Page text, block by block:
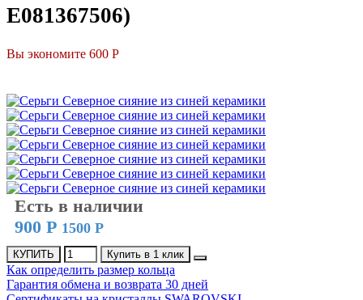
E081367506)
Вы экономите 600 Р
Есть в наличии
900 Р 1500 Р
КУПИТЬ Купить в 1 клик
Как определить размер кольца
Гарантия обмена и возврата 30 дней